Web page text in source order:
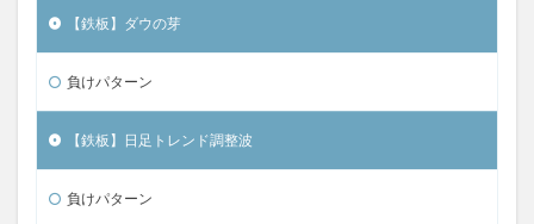
【鉄板】ダウの芽
負けパターン
【鉄板】日足トレンド調整波
負けパターン